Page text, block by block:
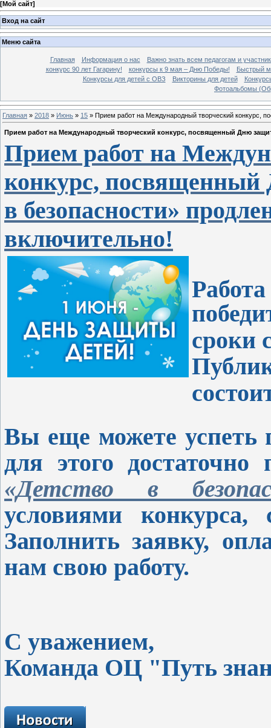
[Мой сайт]
Вход на сайт
Меню сайта
Главная Информация о нас
Важно знать всем педагогам и
конкурс 90 лет Гагарину!
конкурсы к 9 мая – Дню Победы!
Быстрый
Конкурсы для детей с ОВЗ
Викторины для детей
Фотоальбомы
Главная » 2018 » Июнь » 15 » Прием работ на Международный творческий конкурс,
Прием работ на Международный творческий конкурс, посвященный Дню
Прием работ на
конкурс, посвященный
в безопасности»
включительно!
сроки
Вы еще можете успеть
для этого
«Детство в
условиями конкурса,
Заполнить заявку,
нам свою работу.
С уважением,
Команда ОЦ "Путь